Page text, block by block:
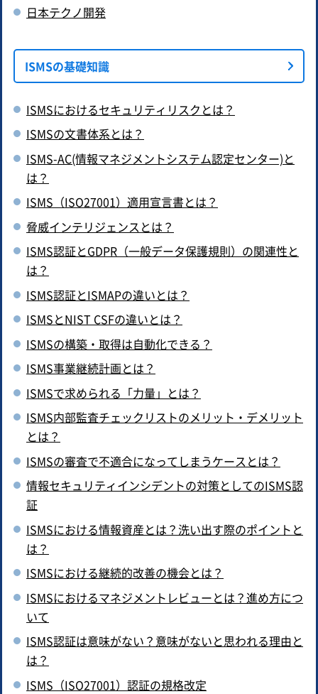
日本テクノ開発
ISMSの基礎知識
ISMSにおけるセキュリティリスクとは？
ISMSの文書体系とは？
ISMS-AC(情報マネジメントシステム認定センター)と
は？
ISMS（ISO27001）適用宣言書とは？
脅威インテリジェンスとは？
ISMS認証とGDPR（一般データ保護規則）の関連性と
は？
ISMS認証とISMAPの違いとは？
ISMSとNIST CSFの違いとは？
ISMSの構築・取得は自動化できる？
ISMS事業継続計画とは？
ISMSで求められる「力量」とは？
ISMS内部監査チェックリストのメリット・デメリット
とは？
ISMSの審査で不適合になってしまうケースとは？
情報セキュリティインシデントの対策としてのISMS認
証
ISMSにおける情報資産とは？洗い出す際のポイントと
は？
ISMSにおける継続的改善の機会とは？
ISMSにおけるマネジメントレビューとは？進め方につ
いて
ISMS認証は意味がない？意味がないと思われる理由と
は？
ISMS（ISO27001）認証の規格改定